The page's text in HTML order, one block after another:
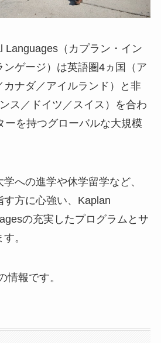
Languages（カプラン・イン
ンゲージ）は英語圏4ヵ国（ア
カナダ／アイルランド）と非
ス／ドイツ／スイス）を合わ
ーを持つグローバルな大規模
への進学や休学留学など、
す方に心強い、Kaplan
の充実したプログラムとサ
。
報です。